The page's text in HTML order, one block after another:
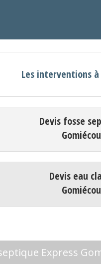
Les interventions
Devis fosse
Devis eau
Express